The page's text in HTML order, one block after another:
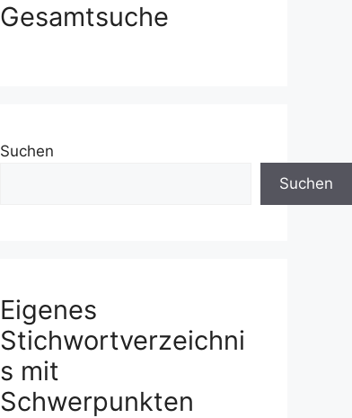
Gesamtsuche
Suchen
Suchen
Eigenes
Stichwortverzeichni
s mit
Schwerpunkten